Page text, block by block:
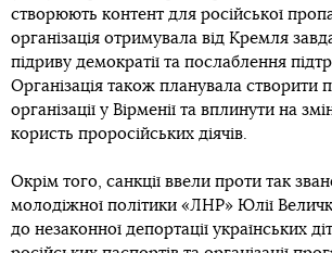
створюють контент для російської
організація отримувала від Кремля
підриву демократії та послаблення
Організація також планувала створити
організації у Вірменії та вплинути на
користь проросійських діячів.
Окрім того, санкції ввели проти так
молодіжної політики «ЛНР» Юлії
до незаконної депортації українських